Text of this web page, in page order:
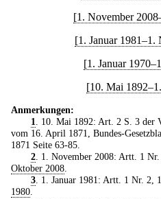
[1. November
[1. Januar 1981–1.
[1. Januar
[10. Mai
Anmerkungen:
1
. 10. Mai 1892: Art. 2 S. 3 der
vom 16. April 1871, Bundes-
1871 Seite 63-85.
2. 1. November 2008: Artt. 1 Nr.
Oktober 2008
3. 1. Januar 1981: Artt. 1 Nr. 2,
1980